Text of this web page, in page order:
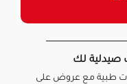
صيدلية لك
طبية مع عروض على